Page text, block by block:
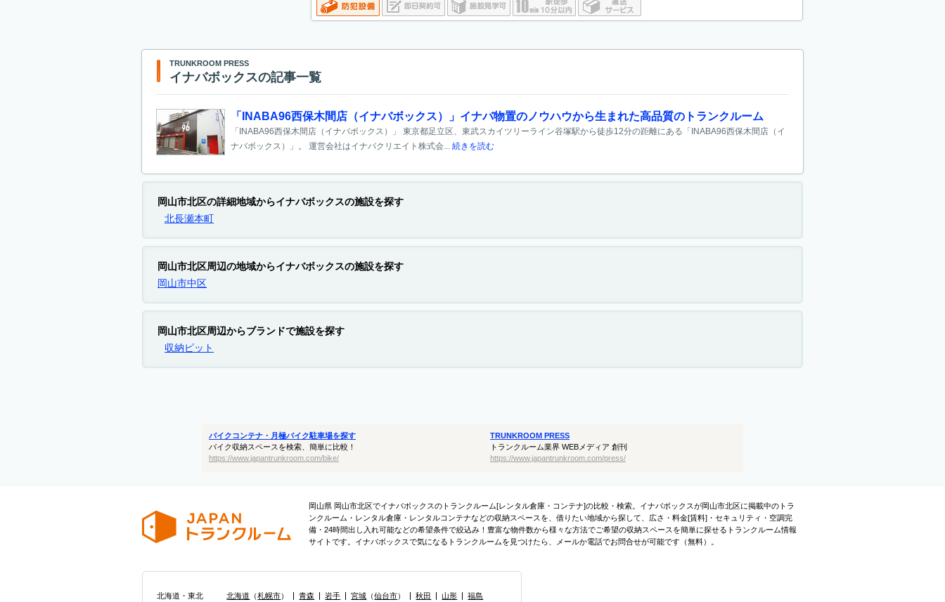
TRUNKROOM PRESS
イナバボックスの記事一覧
「INABA96西保木間店（イナバボックス）」イナバ物置のノウハウから生まれた高品質のトランクルーム
「INABA96西保木間店（イナバボックス）」 東京都足立区、東武スカイツリーライン谷塚駅から徒歩12分の距離にある「INABA96西保木間店（イ
ナバボックス）」。 運営会社はイナバクリエイト株式会... 続きを読む
岡山市北区の詳細地域からイナバボックスの施設を探す
北長瀬本町
岡山市北区周辺の地域からイナバボックスの施設を探す
岡山市中区
岡山市北区周辺からブランドで施設を探す
収納ピット
バイクコンテナ・月極バイク駐車場を探す
バイク収納スペースを検索、簡単に比較！
https://www.japantrunkroom.com/bike/
TRUNKROOM PRESS
トランクルーム業界 WEBメディア 創刊
https://www.japantrunkroom.com/press/
岡山県 岡山市北区でイナバボックスのトランクルーム[レンタル倉庫・コンテナ]の比較・検索。イナバボックスが岡山市北区に掲載中のトラ
ンクルーム・レンタル倉庫・レンタルコンテナなどの収納スペースを、借りたい地域から探して、広さ・料金[賃料]・セキュリティ・空調完
備・24時間出し入れ可能などの希望条件で絞込み！豊富な物件数から様々な方法でご希望の収納スペースを簡単に探せるトランクルーム情報
サイトです。イナバボックスで気になるトランクルームを見つけたら、メールか電話でお問合せが可能です（無料）。
北海道・東北 北海道 （札幌市） 青森 岩手 宮城 （仙台市） 秋田 山形 福島